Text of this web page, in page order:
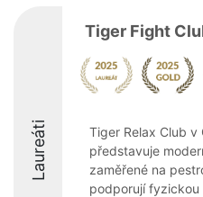
Laureáti
Tiger Fight
Tiger Relax Club v
představuje
zaměřené na
podporují